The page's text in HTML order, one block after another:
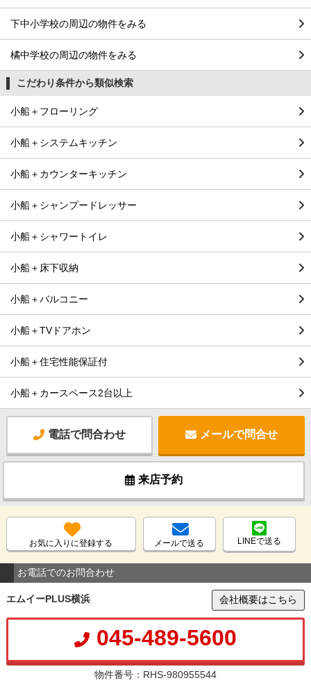
下中小学校の周辺の物件をみる
橘中学校の周辺の物件をみる
こだわり条件から類似検索
小船＋フローリング
小船＋システムキッチン
小船＋カウンターキッチン
小船＋シャンプードレッサー
小船＋シャワートイレ
小船＋床下収納
小船＋バルコニー
小船＋TVドアホン
小船＋住宅性能保証付
小船＋カースペース2台以上
電話で問合わせ メールで問合せ
来店予約
お気に入りに登録する メールで送る LINEで送る
お電話でのお問合わせ
エムイーPLUS横浜 会社概要はこちら
045-489-5600
物件番号：RHS-980955544